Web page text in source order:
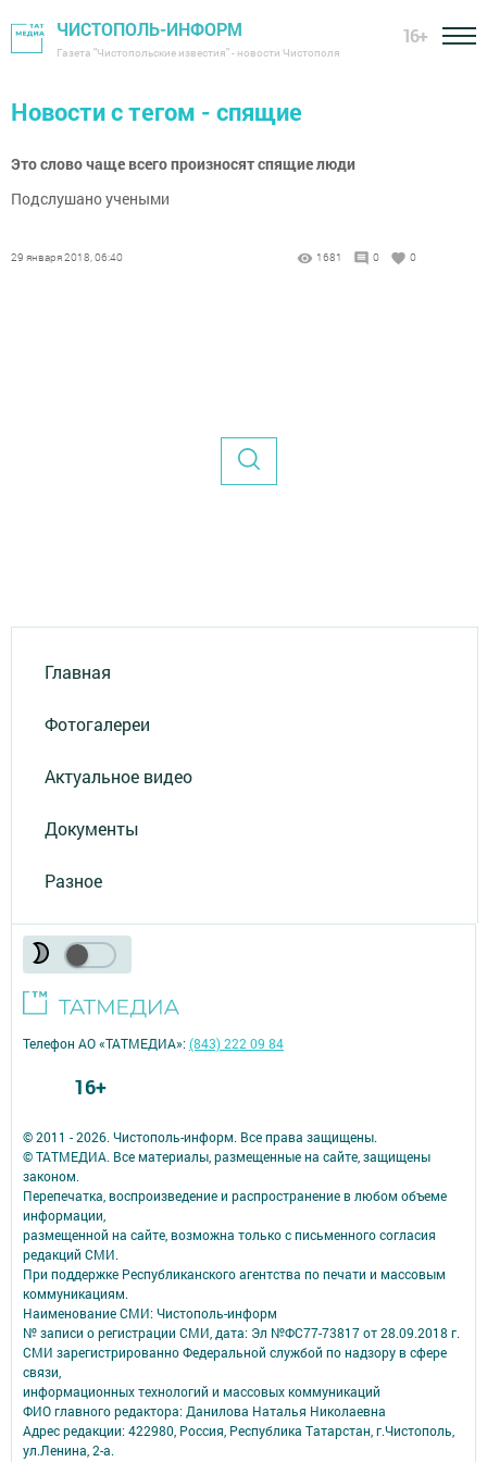
ЧИСТОПОЛЬ-ИНФОРМ
Газета "Чистопольские известия" - новости Чистополя
16+
Новости с тегом - спящие
Это слово чаще всего произносят спящие люди
Подслушано учеными
29 января 2018, 06:40 1681 0 0
Главная
Фотогалереи
Актуальное видео
Документы
Разное
© 2011 - 2026. Чистополь-информ. Все права защищены.
© ТАТМЕДИА. Все материалы, размещенные на сайте, защищены
законом.
Перепечатка, воспроизведение и распространение в любом объеме
информации,
размещенной на сайте, возможна только с письменного согласия
редакций СМИ.
При поддержке Республиканского агентства по печати и массовым
коммуникациям.
Наименование СМИ: Чистополь-информ
№ записи о регистрации СМИ, дата: Эл №ФС77-73817 от 28.09.2018 г.
СМИ зарегистрированно Федеральной службой по надзору в сфере
связи,
информационных технологий и массовых коммуникаций
ФИО главного редактора: Данилова Наталья Николаевна
Адрес редакции: 422980, Россия, Республика Татарстан, г.Чистополь,
ул.Ленина, 2-а.
Телефон АО «ТАТМЕДИА»:(843) 222 09 84
16+